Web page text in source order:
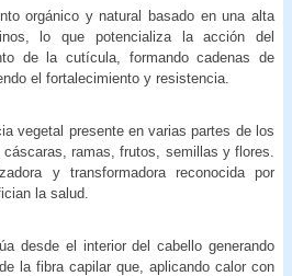
orgánico y natural basado en una alta
lo que potencializa la acción del
de la cutícula, formando cadenas de
el fortalecimiento y resistencia.
vegetal presente en varias partes de los
ramas, frutos, semillas y flores.
y transformadora reconocida por
la salud.
desde el interior del cabello generando
la fibra capilar que, aplicando calor con